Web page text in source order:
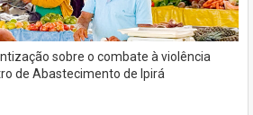
sobre o combate à violência
de Abastecimento de Ipirá